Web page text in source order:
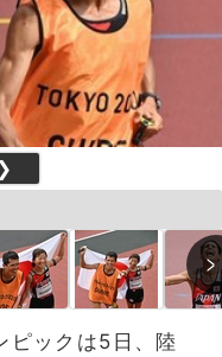
ピックは5日、陸